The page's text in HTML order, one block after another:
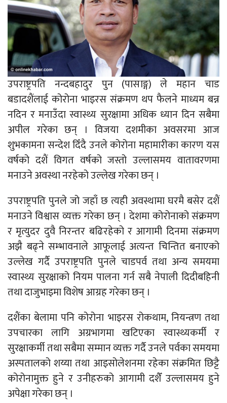
उपराष्ट्रपति नन्दबहादुर पुन (पासाङ्ग) ले महान चाड
बडादशैंलाई कोरोना भाइरस संक्रमण थप फैलने माध्यम बन्न
नदिन र मनाउँदा स्वास्थ्य सुरक्षामा अधिक ध्यान दिन सबैमा
अपील गरेका छन् । विजया दशमीका अवसरमा आज
शुभकामना सन्देश दिँदै उनले कोरोना महामारीका कारण यस
वर्षको दशैं विगत वर्षको जस्तो उल्लासमय वातावरणमा
मनाउने अवस्था नरहेको उल्लेख गरेका छन् ।
उपराष्ट्रपति पुनले जो जहाँ छ त्यही अवस्थामा घरमै बसेर दशैं
मनाउने विश्वास व्यक्त गरेका छन् । देशमा कोरोनाको संक्रमण
र मृत्युदर दुवै निरन्तर बढिरहेको र आगामी दिनमा संक्रमण
अझै बढ्ने सम्भावनाले आफूलाई अत्यन्त चिन्तित बनाएको
उल्लेख गर्दै उपराष्ट्रपति पुनले चाडपर्व तथा अन्य समयमा
स्वास्थ्य सुरक्षाको नियम पालना गर्न सबै नेपाली दिदीबहिनी
तथा दाजुभाइमा विशेष आग्रह गरेका छन् ।
दशैंका बेलामा पनि कोरोना भाइरस रोकथाम, नियन्त्रण तथा
उपचारका लागि अग्रभागमा खटिएका स्वास्थ्यकर्मी र
सुरक्षाकर्मी तथा सबैमा सम्मान व्यक्त गर्दै उनले पर्वका समयमा
अस्पतालको शय्या तथा आइसोलेशनमा रहेका संक्रमित छिट्टै
कोरोनामुक्त हुने र उनीहरुको आगामी दशैँ उल्लासमय हुने
अपेक्षा गरेका छन् ।